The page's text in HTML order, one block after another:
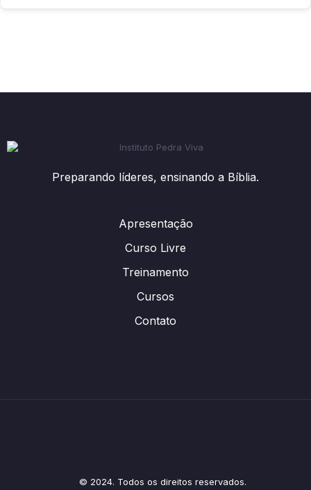
Preparando líderes, ensinando a Bíblia.
Apresentação
Curso Livre
Treinamento
Cursos
Contato
© 2024. Todos os direitos reservados.